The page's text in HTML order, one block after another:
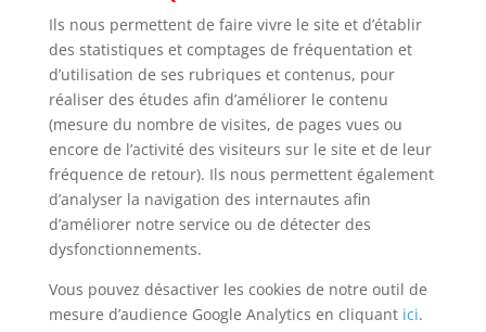
Ils nous permettent de faire vivre le site et d’établir
des statistiques et comptages de fréquentation et
d’utilisation de ses rubriques et contenus, pour
réaliser des études afin d’améliorer le contenu
(mesure du nombre de visites, de pages vues ou
encore de l’activité des visiteurs sur le site et de leur
fréquence de retour). Ils nous permettent également
d’analyser la navigation des internautes afin
d’améliorer notre service ou de détecter des
dysfonctionnements.
Vous pouvez désactiver les cookies de notre outil de
mesure d’audience Google Analytics en cliquant ici.